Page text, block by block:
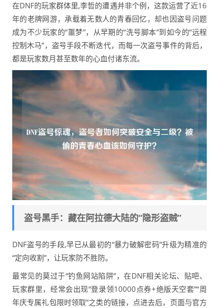
在DNF的玩家群体里,李哲的遭遇并非个例，这款运营了近16
年的老牌网游，承载着无数人的青春回忆，却也因盗号问题
成为不少玩家的“噩梦”，从早期的“洗号脚本”到如今的“远程
控制木马”，盗号手段不断迭代，而每一次盗号事件的背后，
都是玩家数月甚至数年的心血付诸东流。
盗号黑手：藏在阿拉德大陆的“隐形盗贼”
DNF盗号的手段,早已从最初的“暴力破解密码”升级为精准的
“定向收割”，让玩家防不胜防。
最常见的莫过于“钓鱼网站陷阱”，在DNF相关论坛、贴吧、
玩家群里，经常会出现“登录领10000点券+绝版天空套”“周
年庆专属礼包限时领取”之类的链接，点进去后，页面与官方